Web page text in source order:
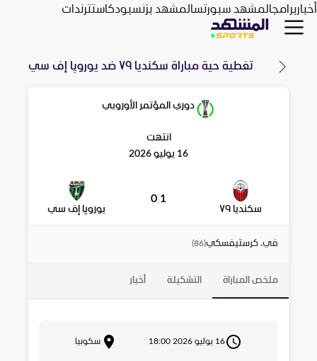
أخباربرامجالمشهد سبورتسالمشهد بزنسبودكاستترندات
تغطية حية مباراة سكنديا ٧٩ ضد يوروپا إف سي
دوري المؤتمر الأوروبي
انتهت
16 يوليو 2026
سكنديا ٧٩
1
0
يوروپا إف سي
في. كرستيفسكي(
86
)
ملخص المباراة التشكيلة أخبار
16 يوليو 2026 18:00 سكوبيا